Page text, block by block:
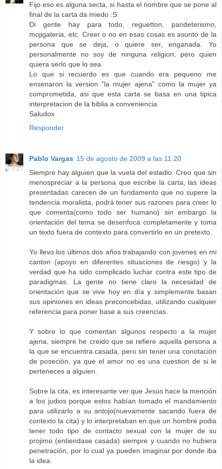
Fijo eso es alguna secta, si hasta el nombre que se pone al
final de la carta da miedo :S
Di gente hay para todo, reguetton, pandeterismo,
mojigateria, etc. Creer o no en esas cosas es asunto de la
persona que se deja, o quiere ser, enganada. Yo
personalmente no soy de ninguna religion, pero quien
quiera serlo que lo sea.
Lo que si recuerdo es que cuando era pequeno me
ensenaron la version "la mujer ajena" como la mujer ya
comprometida, asi que esta carta se basa en una tipica
interpretacion de la biblia a conveniencia.
Saludox
Responder
Pablo Vargas 15 de agosto de 2009 a las 11:20
Siempre hay alguien que la vuela del estadio. Creo que sin
menospreciar a la persona que escribe la carta, las ideas
presentadas carecen de un fundamento que no supere la
tendencia moralista, podrá tener sus razones para creer lo
que comenta(como todo ser humano) sin embargo la
orientación del tema se desenfoca completamente y toma
un texto fuera de contexto para convertirlo en un pretexto.
Yo llevo los últimos dos años trabajando con jovenes en mi
canton (apoyo en diferentes situaciones de riesgo) y la
verdad que ha sido complicado luchar contra este tipo de
paradigmas. La gente no tiene claro la necesidad de
orientación que se vive hoy en día y simplemente basan
sus opiniones en ideas preconcebidas, utilizando cualquier
referencia para poner base a sus creencias.
Y sobre lo que comentan algunos respecto a la mujer
ajena, siempre he creido que se refiere aquella persona a
la que se encuentra casada, pero sin tener una conotación
de poseción, ya que el amor no es una cuestion de si le
perteneces a alguien.
Sobre la cita, es interesante ver que Jesús hace la mención
a los judios porque estos habían tomado el mandamiento
para utilizarlo a su antojo(nuevamente sacando fuera de
contexto la cita) y lo interpretaban en que un hombre podia
tener todo tipo de contacto sexual con la mujer de su
projimo (entiendase casada) siempre y cuando no hubiera
penetración, por lo cual ya pueden imaginar por donde iba
la idea.